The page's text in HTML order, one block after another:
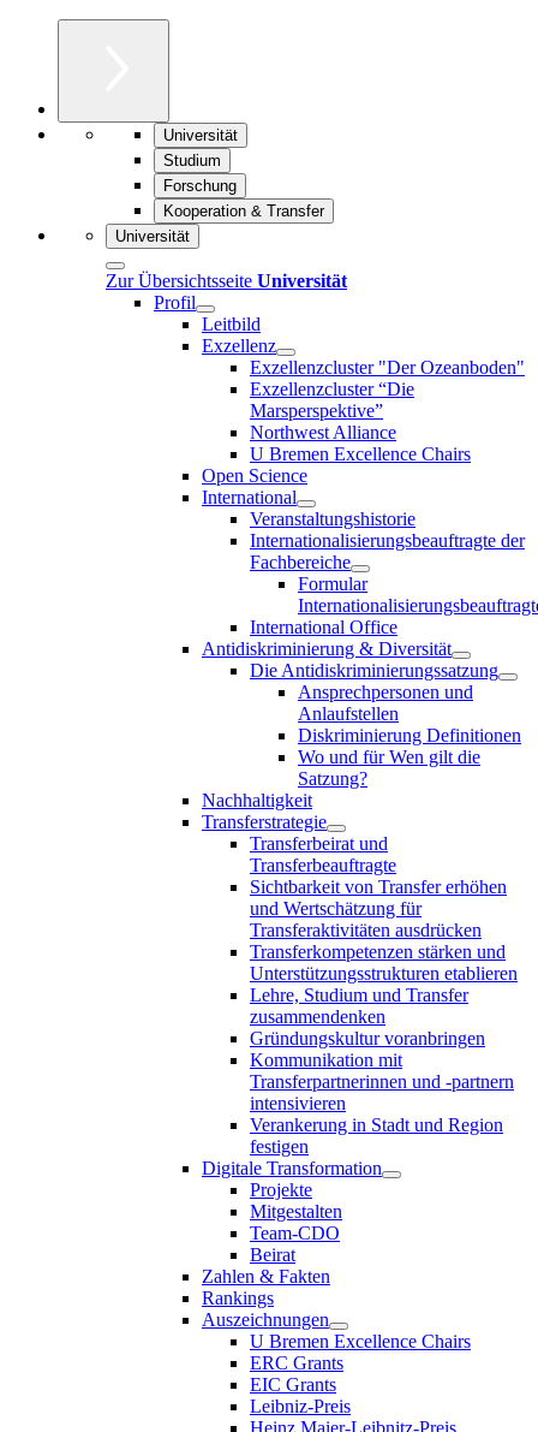
Universität
Studium
Forschung
Kooperation & Transfer
Universität
Zur Übersichtsseite Universität
Profil
Leitbild
Exzellenz
Exzellenzcluster "Der Ozeanboden"
Exzellenzcluster “Die
Marsperspektive”
Northwest Alliance
U Bremen Excellence Chairs
Open Science
International
Veranstaltungshistorie
Internationalisierungsbeauftragte der
Fachbereiche
Formular
International Office
Antidiskriminierung & Diversität
Die Antidiskriminierungssatzung
Ansprechpersonen und
Anlaufstellen
Diskriminierung Definitionen
Wo und für Wen gilt die
Satzung?
Nachhaltigkeit
Transferstrategie
Transferbeirat und
Transferbeauftragte
Sichtbarkeit von Transfer erhöhen
und Wertschätzung für
Transferaktivitäten ausdrücken
Transferkompetenzen stärken und
Unterstützungsstrukturen etablieren
Lehre, Studium und Transfer
zusammendenken
Gründungskultur voranbringen
Kommunikation mit
Transferpartnerinnen und -partnern
intensivieren
Verankerung in Stadt und Region
festigen
Digitale Transformation
Projekte
Mitgestalten
Team-CDO
Beirat
Zahlen & Fakten
Rankings
Auszeichnungen
U Bremen Excellence Chairs
ERC Grants
EIC Grants
Leibniz-Preis
Heinz Maier-Leibnitz-Preis